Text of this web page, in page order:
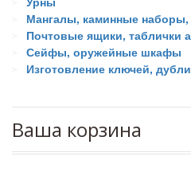
Мангалы, каминные
Почтовые ящики, таблички
Сейфы, оружейные шкафы
Изготовление ключей,
Ваша корзина